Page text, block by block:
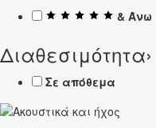
& Άνω
Διαθεσιμότητα›
Σε απόθεμα